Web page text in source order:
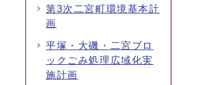
第3次二宮町環境基本計
画
平塚・大磯・二宮ブロ
ックごみ処理広域化実
施計画